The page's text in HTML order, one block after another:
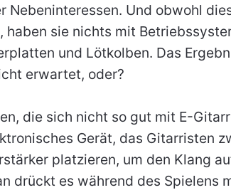
Nebeninteressen. Und obwohl
sie nichts mit
und Lötkolben. Das
erwartet, oder?
die sich nicht so gut mit E-
Gerät, das Gitarristen
platzieren, um den Klang
drückt es während des Spielens